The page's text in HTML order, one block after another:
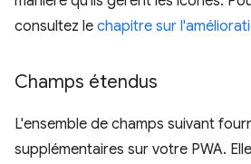
consultez le chapitre sur
Champs étendus
L'ensemble de champs suivant
supplémentaires sur votre PWA.